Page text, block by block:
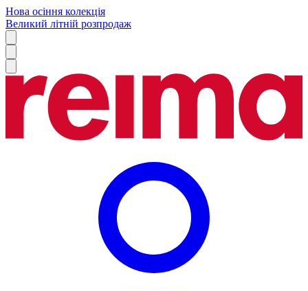
Нова осіння колекція
Великий літній розпродаж